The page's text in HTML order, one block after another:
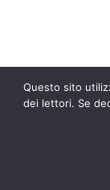
Questo sito
dei lettori. Se